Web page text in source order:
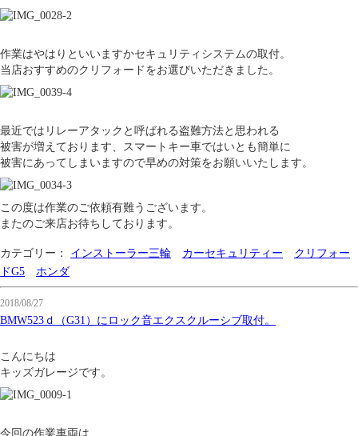
作業はやはりといいますかセキュリティシステムの取付。
当店おすすめのクリフォードをお選びいただきました。
最近ではリレーアタックと呼ばれる盗難方法と思われる
被害が増えております、スマートキー車ではいとも簡単に
被害にあってしまいますので早めの対策をお願いいたします。
この度は作業のご依頼有難うございます。
またのご来店お待ちしております。
カテゴリー： インストーラー三輪 カーセキュリティー
クリフォー
ドG5
ホンダ
2018/08/27
BMW523ｄ（G31）にロック音エクスクルーシブ取付。
こんにちは
キッズガレージです。
今回の作業車両は